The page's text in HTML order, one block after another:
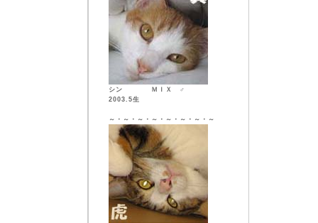
シン ＭＩＸ ♂
2003.5生
～・～・～・～・～・～・～・～